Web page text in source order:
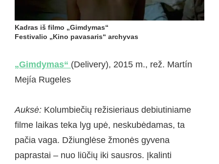
Kadras iš filmo „Gimdymas“
Festivalio „Kino pavasaris“ archyvas
„Gimdymas“ (Delivery), 2015 m., rež. Martín
Mejía Rugeles
Auksė: Kolumbiečių režisieriaus debiutiniame
filme laikas teka lyg upė, neskubėdamas, ta
pačia vaga. Džiunglėse žmonės gyvena
paprastai – nuo liūčių iki sausros. Įkalinti